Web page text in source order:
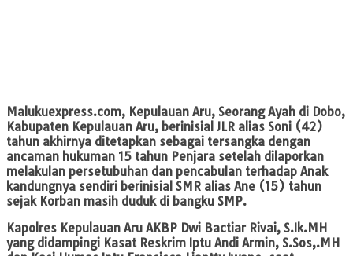
Malukuexpress.com, Kepulauan Aru, Seorang Ayah di Dobo,
Kabupaten Kepulauan Aru, berinisial JLR alias Soni (42)
tahun akhirnya ditetapkan sebagai tersangka dengan
ancaman hukuman 15 tahun Penjara setelah dilaporkan
melakulan persetubuhan dan pencabulan terhadap Anak
kandungnya sendiri berinisial SMR alias Ane (15) tahun
sejak Korban masih duduk di bangku SMP.
Kapolres Kepulauan Aru AKBP Dwi Bactiar Rivai, S.Ik.MH
yang didampingi Kasat Reskrim Iptu Andi Armin, S.Sos,.MH